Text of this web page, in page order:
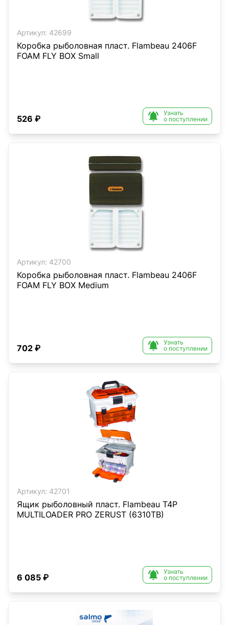
Артикул: 42699
Коробка рыболовная пласт. Flambeau 2406F
FOAM FLY BOX Small
526 ₽ 
Узнать
о поступлении
Артикул: 42700
Коробка рыболовная пласт. Flambeau 2406F
FOAM FLY BOX Medium
702 ₽ 
Узнать
о поступлении
Артикул: 42701
Ящик рыболовный пласт. Flambeau T4P
MULTILOADER PRO ZERUST (6310TB)
6 085 ₽ 
Узнать
о поступлении